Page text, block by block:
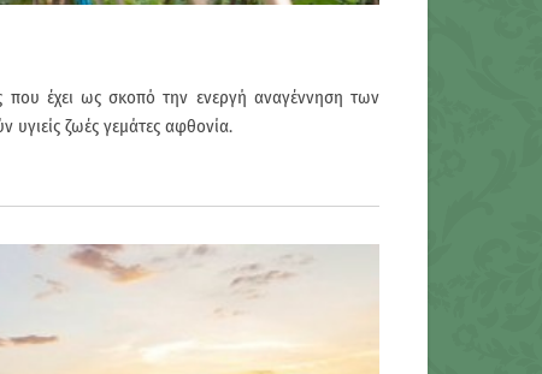
που έχει ως σκοπό την ενεργή αναγέννηση των
ζωές γεμάτες αφθονία.